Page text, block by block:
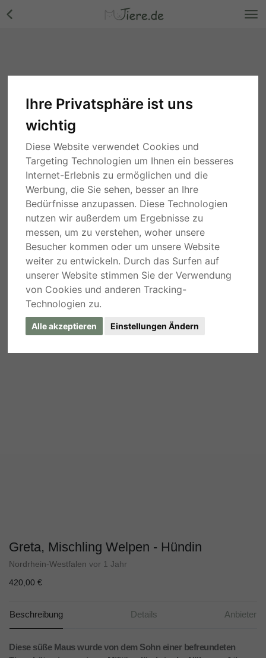
Ihre Privatsphäre ist uns
wichtig
Diese Website verwendet Cookies und
Targeting Technologien um Ihnen ein besseres
Internet-Erlebnis zu ermöglichen und die
Werbung, die Sie sehen, besser an Ihre
Bedürfnisse anzupassen. Diese Technologien
nutzen wir außerdem um Ergebnisse zu
messen, um zu verstehen, woher unsere
Besucher kommen oder um unsere Website
weiter zu entwickeln. Durch das Surfen auf
unserer Website stimmen Sie der Verwendung
von Cookies und anderen Tracking-
Technologien zu.
Alle akzeptieren Einstellungen Ändern
Greta, Mischling Welpen - Hündin
Nordrhein-Westfalen vor 1 Jahr
420,00 €
Beschreibung Details Anbieter
Diese süße Maus wurde von dem Sohn einer befreundeten